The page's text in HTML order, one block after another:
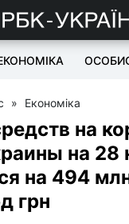
» Економіка
на
на 28
на 494
грн